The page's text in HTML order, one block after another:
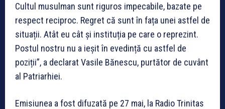
Cultul musulman sunt riguros impecabile, bazate pe
respect reciproc. Regret că sunt în fața unei astfel de
situații. Atât eu cât și instituția pe care o reprezint.
Postul nostru nu a ieșit în evedință cu astfel de
poziții”, a declarat Vasile Bănescu, purtător de cuvânt
al Patriarhiei.
Emisiunea a fost difuzată pe 27 mai, la Radio Trinitas